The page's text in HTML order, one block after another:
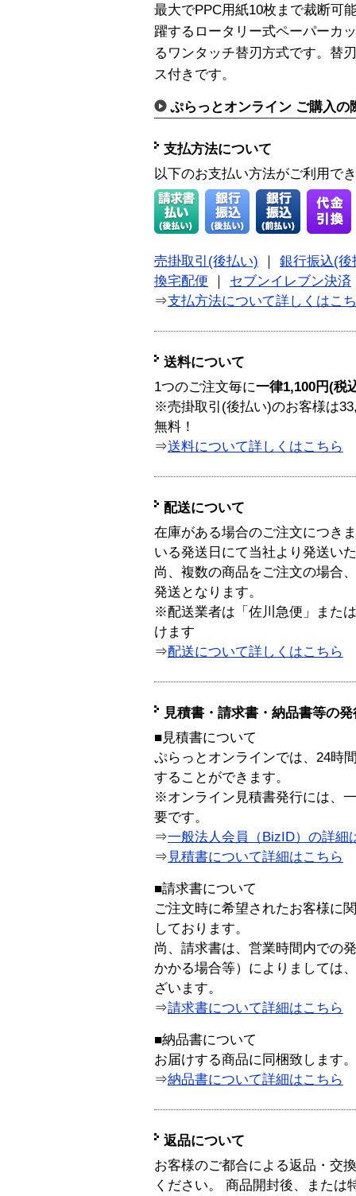
最大でPPC用紙10枚まで裁断可
躍するロータリー式ペーパーカ
るワンタッチ替刃方式です。替
ス付きです。
ぷらっとオンライン ご購入の
支払方法について
以下のお支払い方法がご利用で
売掛取引(後払い)
銀行振込(後
換宅配便
セブンイレブン決済
⇒支払方法について詳しくはこ
送料について
1つのご注文毎に一律1,100円(税
※売掛取引(後払い)のお客様は
無料！
⇒送料について詳しくはこちら
配送について
在庫がある場合のご注文につき
いる発送日にて当社より発送い
尚、複数の商品をご注文の場合
発送となります。
※配送業者は「佐川急便」また
けます
⇒配送について詳しくはこちら
見積書・請求書・納品書等の
■見積書について
ぷらっとオンラインでは、24時
することができます。
※オンライン見積書発行には、
要です。
⇒一般法人会員（BizID）の詳細
⇒ 見積書について詳細はこちら
■請求書について
ご注文時に希望されたお客様に
しております。
尚、請求書は、営業時間内での
かかる場合等）によりましては
ざいます。
⇒請求書について詳細はこちら
■納品書について
お届けする商品に同梱致します。
⇒納品書について詳細はこちら
返品について
お客様のご都合による返品・交
ください。 商品開封後、または